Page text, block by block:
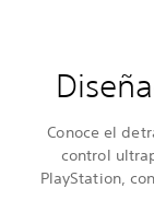
Conoce el
control
PlayStation,